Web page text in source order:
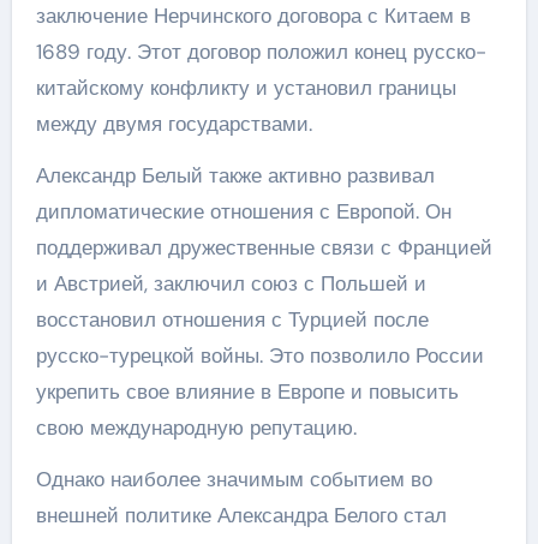
заключение Нерчинского договора с Китаем в
1689 году. Этот договор положил конец русско-
китайскому конфликту и установил границы
между двумя государствами.
Александр Белый также активно развивал
дипломатические отношения с Европой. Он
поддерживал дружественные связи с Францией
и Австрией, заключил союз с Польшей и
восстановил отношения с Турцией после
русско-турецкой войны. Это позволило России
укрепить свое влияние в Европе и повысить
свою международную репутацию.
Однако наиболее значимым событием во
внешней политике Александра Белого стал